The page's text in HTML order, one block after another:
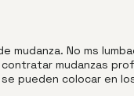
mudanza. No ms
mudanzas
se pueden colocar en